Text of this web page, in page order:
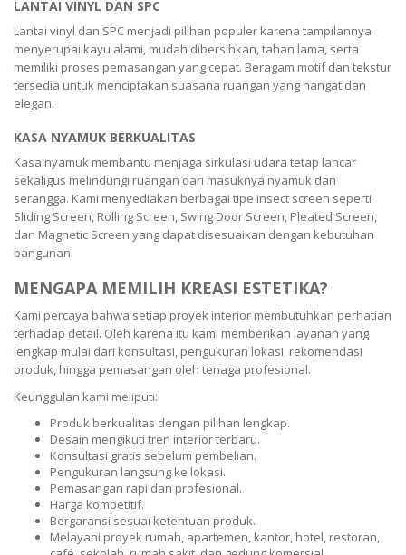
LANTAI VINYL DAN SPC
Lantai vinyl dan SPC menjadi pilihan populer karena tampilannya
menyerupai kayu alami, mudah dibersihkan, tahan lama, serta
memiliki proses pemasangan yang cepat. Beragam motif dan tekstur
tersedia untuk menciptakan suasana ruangan yang hangat dan
elegan.
KASA NYAMUK BERKUALITAS
Kasa nyamuk membantu menjaga sirkulasi udara tetap lancar
sekaligus melindungi ruangan dari masuknya nyamuk dan
serangga. Kami menyediakan berbagai tipe insect screen seperti
Sliding Screen, Rolling Screen, Swing Door Screen, Pleated Screen,
dan Magnetic Screen yang dapat disesuaikan dengan kebutuhan
bangunan.
MENGAPA MEMILIH KREASI ESTETIKA?
Kami percaya bahwa setiap proyek interior membutuhkan perhatian
terhadap detail. Oleh karena itu kami memberikan layanan yang
lengkap mulai dari konsultasi, pengukuran lokasi, rekomendasi
produk, hingga pemasangan oleh tenaga profesional.
Keunggulan kami meliputi:
Produk berkualitas dengan pilihan lengkap.
Desain mengikuti tren interior terbaru.
Konsultasi gratis sebelum pembelian.
Pengukuran langsung ke lokasi.
Pemasangan rapi dan profesional.
Harga kompetitif.
Bergaransi sesuai ketentuan produk.
Melayani proyek rumah, apartemen, kantor, hotel, restoran,